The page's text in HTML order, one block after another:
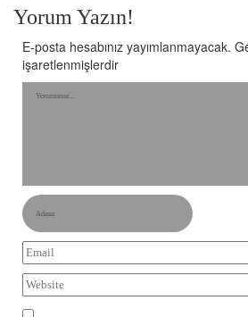
Yorum Yazın!
E-posta hesabınız yayımlanmayacak.
işaretlenmişlerdir